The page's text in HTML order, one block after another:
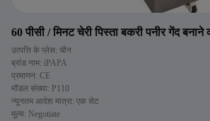
60 पीसी / मिनट चेरी पिस्ता बकरी पनीर गेंद बनाने
उत्पत्ति के प्लेस: चीन
ब्रांड नाम: iPAPA
प्रमाणन: CE
मॉडल संख्या: P110
न्यूनतम आदेश मात्रा: एक सेट
मूल्य: Negotiate